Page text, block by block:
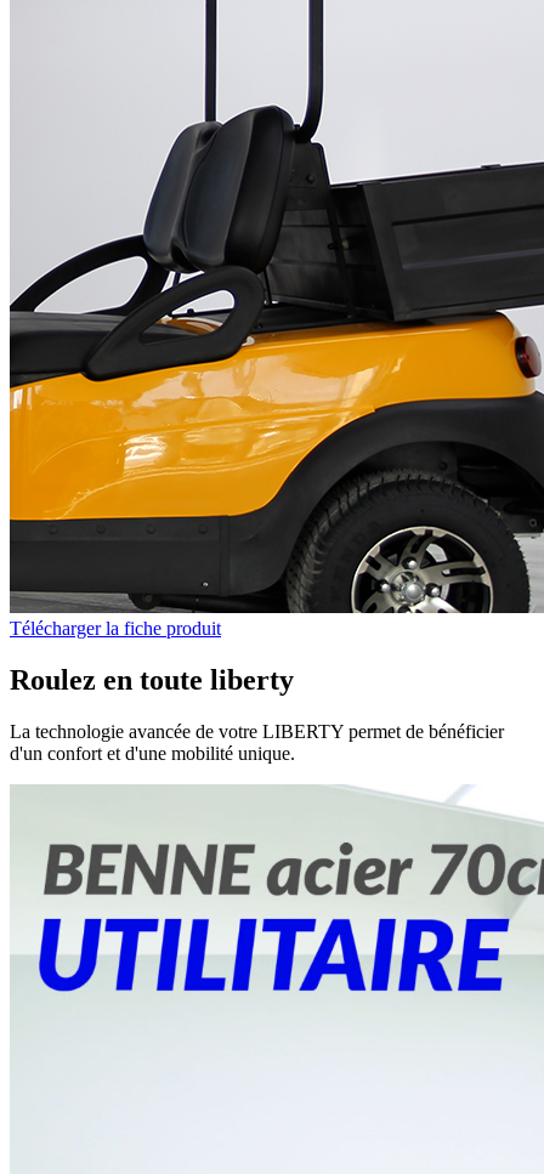
Télécharger la fiche produit
Roulez en toute liberty
La technologie avancée de votre LIBERTY permet de bénéficier
d'un confort et d'une mobilité unique.